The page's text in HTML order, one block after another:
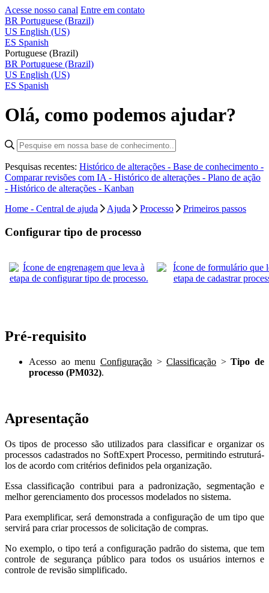
Acesse nosso canal Entre em contato
BR Portuguese (Brazil)
US English (US)
ES Spanish
Portuguese (Brazil)
BR Portuguese (Brazil)
US English (US)
ES Spanish
Olá, como podemos ajudar?
Pesquisas recentes: Histórico de alterações - Base de conhecimento -
Comparar revisões com IA - Histórico de alterações - Plano de ação
- Histórico de alterações - Kanban
Home - Central de ajuda
Ajuda Processo Primeiros passos
Configurar tipo de processo
Pré-requisito
Acesso ao menu Configuração>Classificação >Tipo de
processo (PM032).
Apresentação
Os tipos de processo são utilizados para classificar e organizar os
processos cadastrados no SoftExpert Processo, permitindo estruturá-
los de acordo com critérios definidos pela organização.
Essa classificação contribui para a padronização, segmentação e
melhor gerenciamento dos processos modelados no sistema.
Para exemplificar, será demonstrada a configuração de um tipo que
servirá para criar processos de solicitação de compras.
No exemplo, o tipo terá a configuração padrão do sistema, que tem
controle de segurança público para todos os usuários internos e
controle de revisão simplificado.